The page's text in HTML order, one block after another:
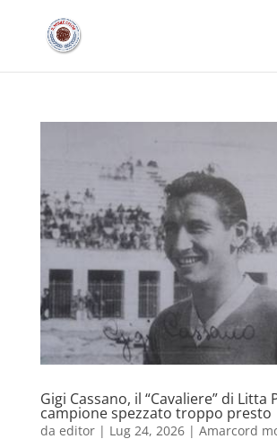
Gigi Cassano, il “Cavaliere” di Litta
campione spezzato troppo presto
da editor| Lug 24, 2026| Amarcord